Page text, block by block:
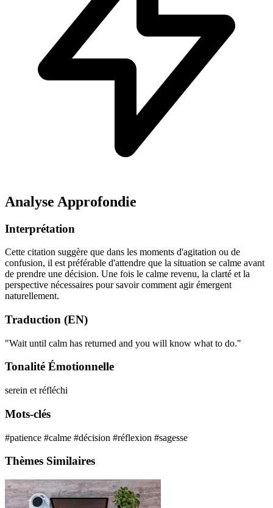
Analyse Approfondie
Interprétation
Cette citation suggère que dans les moments d'agitation ou de
confusion, il est préférable d'attendre que la situation se calme avant
de prendre une décision. Une fois le calme revenu, la clarté et la
perspective nécessaires pour savoir comment agir émergent
naturellement.
Traduction (EN)
"Wait until calm has returned and you will know what to do."
Tonalité Émotionnelle
serein et réfléchi
Mots-clés
#patience #calme #décision #réflexion #sagesse
Thèmes Similaires